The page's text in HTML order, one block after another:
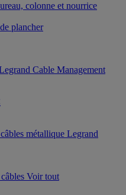
colonne et nourrice
plancher
Cable Management
métallique Legrand
Voir tout